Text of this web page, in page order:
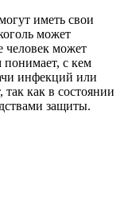
иметь свои
может
человек может
понимает, с кем
инфекций или
так как в состоянии
защиты.